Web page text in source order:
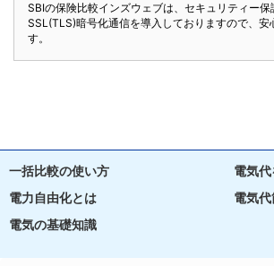
SBIの保険比較インズウェブは、セキュリティー保
SSL(TLS)暗号化通信を導入しておりますので、安
す。
一括比較の使い方
電気
電力自由化とは
電気
電気の基礎知識